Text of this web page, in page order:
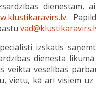
dienestam,
.
izskatīs
dienesta
veikta veselības
vietu, kā arī visiem